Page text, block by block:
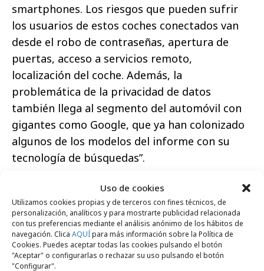
Uso de cookies
Utilizamos cookies propias y de terceros con fines técnicos, de
personalización, analíticos y para mostrarte publicidad relacionada
con tus preferencias mediante el análisis anónimo de los hábitos de
navegación. Clica AQUÍpara más información sobre la Política de
Cookies. Puedes aceptar todas las cookies pulsando el botón
"Aceptar" o configurarlas o rechazar su uso pulsando el botón
"Configurar".
smartphones. Los riesgos que pueden sufrir
los usuarios de estos coches conectados van
desde el robo de contraseñas, apertura de
puertas, acceso a servicios remoto,
localización del coche. Además, la
problemática de la privacidad de datos
también llega al segmento del automóvil con
gigantes como Google, que ya han colonizado
algunos de los modelos del informe con su
tecnología de búsquedas”.
Comparte